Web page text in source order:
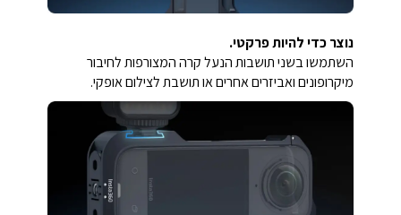
נוצר כדי להיות פרקטי.
השתמשו בשני תושבות הנעל קרה המצורפות לחיבור
מיקרופונים ואביזרים אחרים או תושבת לצילום אופקי.